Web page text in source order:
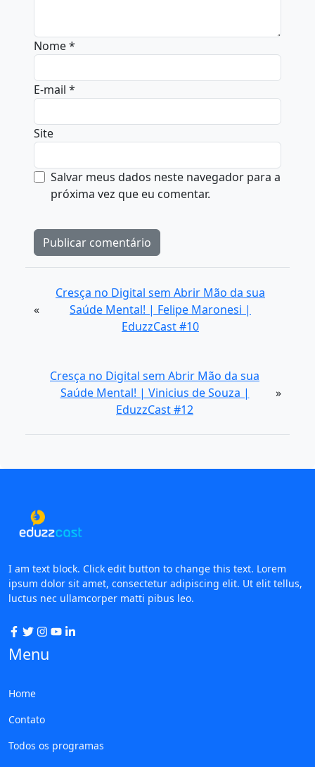
Nome*
E-mail *
Site
Salvar meus dados neste navegador para a
próxima vez que eu comentar.
«
Cresça no Digital sem Abrir Mão da sua
Saúde Mental! | Felipe Maronesi |
EduzzCast #10
Cresça no Digital sem Abrir Mão da sua
Saúde Mental! | Vinicius de Souza |
EduzzCast #12
»
I am text block. Click edit button to change this text. Lorem
ipsum dolor sit amet, consectetur adipiscing elit. Ut elit tellus,
luctus nec ullamcorper matti pibus leo.
Menu
Home
Contato
Todos os programas